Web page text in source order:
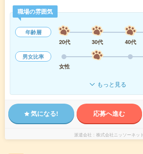
職場の雰囲気
年齢層
20代
30代 40代
男女比率
女性
もっと見る
気になる! 応募へ進む
派遣会社 株式会社ニッソーネット